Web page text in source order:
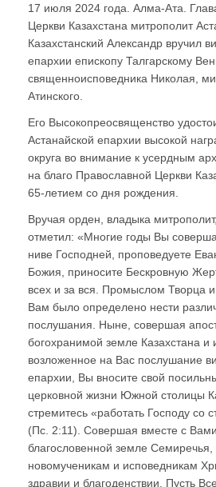
17 июля 2024 года. Алма-Ата.
Церкви Казахстана митрополит
Казахстанский Александр вручил
епархии епископу Талгарскому
священноисповедника Николая,
Атинского.
Его Высокопреосвященство
Астанайской епархии высокой
округа во внимание к усердным
на благо Православной Церкви
65-летием со дня рождения.
Вручая орден, владыка митрополит,
отметил: «Многие годы Вы
ниве Господней, проповедуете
Божия, приносите Бескровную
всех и за вся. Промыслом Творца
Вам было определено нести
послушания. Ныне, совершая
богохранимой земле Казахстана и
возложенное на Вас послушание
епархии, Вы вносите свой
церковной жизни Южной столицы
стремитесь «работать Господу со
(Пс. 2:11). Совершая вместе с
благословенной земле
новомученикам и исповедникам
здравии и благоденствии. Пусть